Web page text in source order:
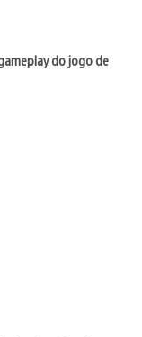
do jogo de